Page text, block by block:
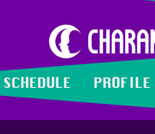
SCHEDULE PROFILE